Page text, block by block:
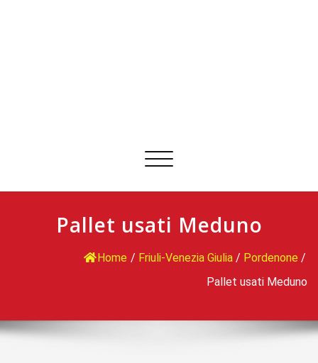
Commuta
Pallet usati Meduno
Home / Friuli-Venezia Giulia / Pordenone /
Pallet usati Meduno